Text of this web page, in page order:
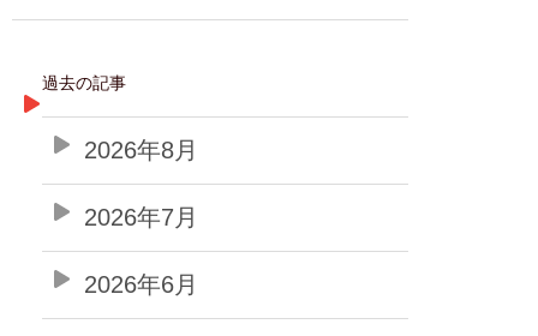
過去の記事
2026年8月
2026年7月
2026年6月